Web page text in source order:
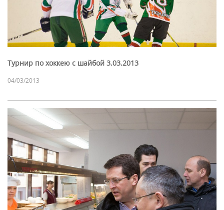
Турнир по хоккею с шайбой 3.03.2013
04/03/2013